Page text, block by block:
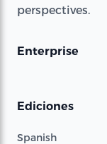
perspectives.
Enterprise
Ediciones
Spanish